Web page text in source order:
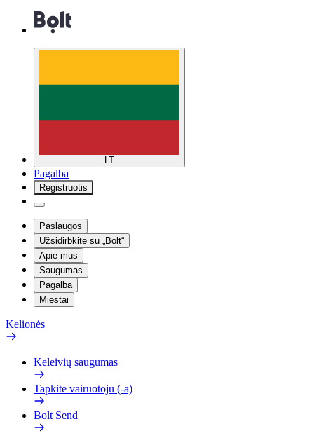
LT
Pagalba
Registruotis
Paslaugos
Užsidirbkite su „Bolt“
Apie mus
Saugumas
Pagalba
Miestai
Kelionės
Keleivių saugumas
Tapkite vairuotoju (-a)
Bolt Send